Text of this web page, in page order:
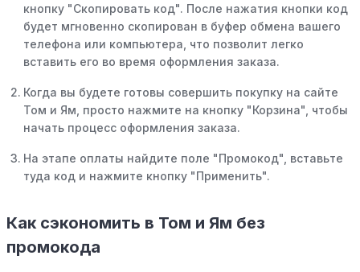
кнопку "Скопировать код". После нажатия кнопки код
будет мгновенно скопирован в буфер обмена вашего
телефона или компьютера, что позволит легко
вставить его во время оформления заказа.
Когда вы будете готовы совершить покупку на сайте
Том и Ям, просто нажмите на кнопку "Корзина", чтобы
начать процесс оформления заказа.
На этапе оплаты найдите поле "Промокод", вставьте
туда код и нажмите кнопку "Применить".
Как сэкономить в Том и Ям без
промокода